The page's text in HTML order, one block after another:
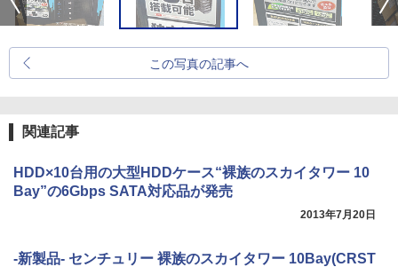
この写真の記事へ
関連記事
HDD×10台用の大型HDDケース“裸族のスカイタワー 10
Bay”の6Gbps SATA対応品が発売
2013年7月20日
-新製品- センチュリー 裸族のスカイタワー 10Bay(CRST